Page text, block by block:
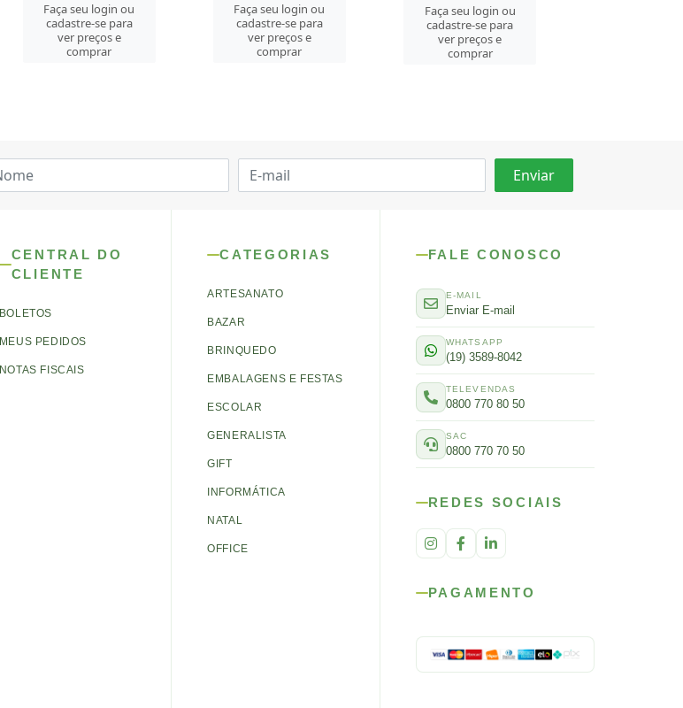
Faça seu login ou
cadastre-se para
ver preços e
comprar
Faça seu login ou
cadastre-se para
ver preços e
comprar
Faça seu login ou
cadastre-se para
ver preços e
comprar
CENTRAL DO
CLIENTE
BOLETOS
MEUS PEDIDOS
NOTAS FISCAIS
CATEGORIAS
ARTESANATO
BAZAR
BRINQUEDO
EMBALAGENS E FESTAS
ESCOLAR
GENERALISTA
GIFT
INFORMÁTICA
NATAL
OFFICE
FALE CONOSCO
E-MAIL
Enviar E-mail
WHATSAPP
(19) 3589-8042
TELEVENDAS
0800 770 80 50
SAC
0800 770 70 50
REDES SOCIAIS
PAGAMENTO